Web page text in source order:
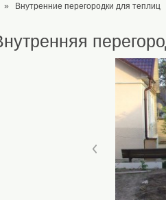
» Внутренние перегородки для теплиц